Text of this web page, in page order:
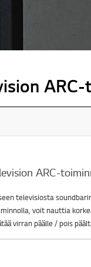
ARC-
televisiosta
voit nauttia
virran päälle / pois